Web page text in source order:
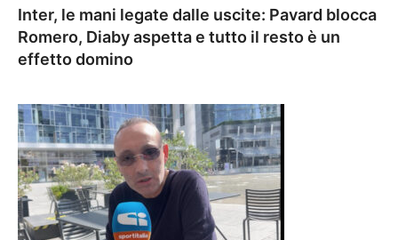
Inter, le mani legate dalle uscite: Pavard blocca
Romero, Diaby aspetta e tutto il resto è un
effetto domino